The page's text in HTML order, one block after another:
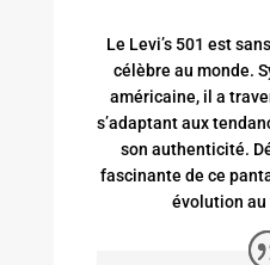
Le Levi’s 501 est
célèbre au monde.
américaine, il a
s’adaptant aux
son authenticité.
fascinante de ce
évolution au